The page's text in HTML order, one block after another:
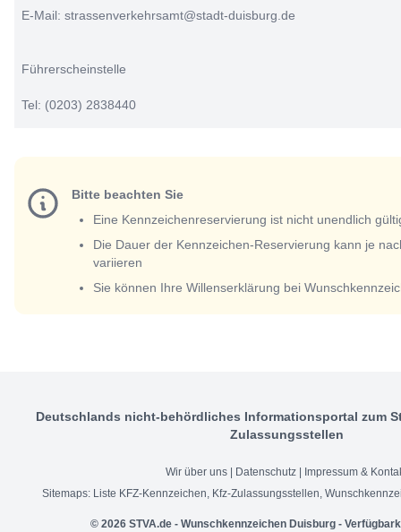
E-Mail: strassenverkehrsamt@stadt-duisburg.de
Führerscheinstelle
Tel: (0203) 2838440
Bitte beachten Sie
Eine Kennzeichenreservierung ist nicht unendlich
Die Dauer der Kennzeichen-Reservierung kann je
variieren
Sie können Ihre Willenserklärung bei
Deutschlands nicht-behördliches Informationsportal zum
Zulassungsstellen
Wir über uns Datenschutz
Impressum &
Sitemaps: Liste KFZ-Kennzeichen, Kfz-Zulassungsstellen,
© 2026 STVA.de - Wunschkennzeichen Duisburg -